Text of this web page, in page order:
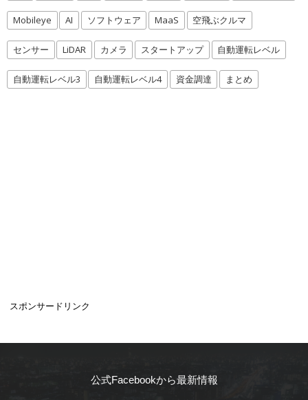
Mobileye AI ソフトウェア MaaS 空飛ぶクルマ
センサー LiDAR カメラ スタートアップ 自動運転レベル
自動運転レベル3 自動運転レベル4 資金調達 まとめ
スポンサードリンク
公式Facebookから最新情報